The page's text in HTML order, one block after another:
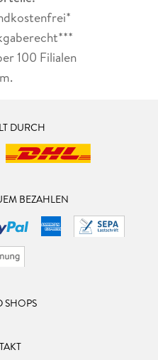
100 Filialen
DURCH
BEZAHLEN
SHOPS